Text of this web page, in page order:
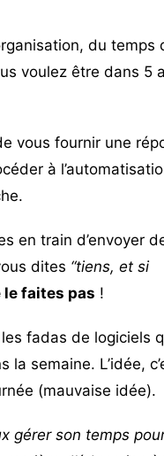
du temps
voulez être dans 5
vous fournir une
à
en train d’envoyer
dites “tiens, et si
le faites pas !
fadas de logiciels
semaine. L’idée,
(mauvaise idée).
gérer son temps